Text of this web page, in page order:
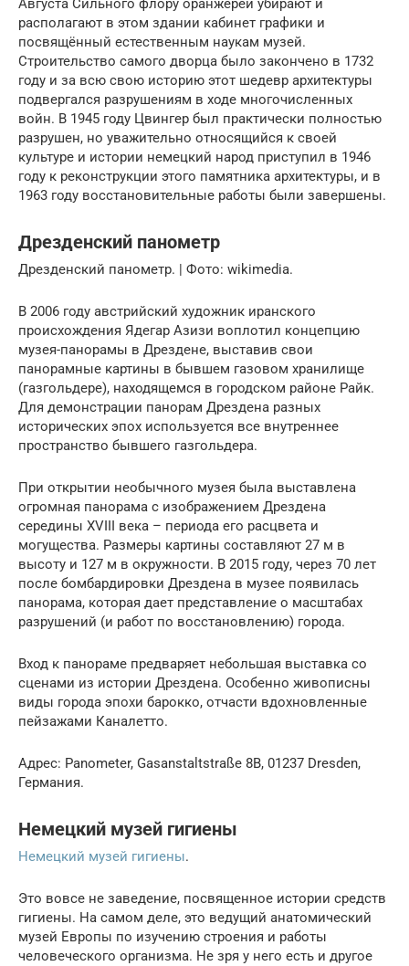
Августа Сильного флору оранжереи убирают и
располагают в этом здании кабинет графики и
посвящённый естественным наукам музей.
Строительство самого дворца было закончено в 1732
году и за всю свою историю этот шедевр архитектуры
подвергался разрушениям в ходе многочисленных
войн. В 1945 году Цвингер был практически полностью
разрушен, но уважительно относящийся к своей
культуре и истории немецкий народ приступил в 1946
году к реконструкции этого памятника архитектуры, и в
1963 году восстановительные работы были завершены.
Дрезденский панометр
Дрезденский панометр. | Фото: wikimedia.
В 2006 году австрийский художник иранского
происхождения Ядегар Азизи воплотил концепцию
музея-панорамы в Дрездене, выставив свои
панорамные картины в бывшем газовом хранилище
(газгольдере), находящемся в городском районе Райк.
Для демонстрации панорам Дрездена разных
исторических эпох используется все внутреннее
пространство бывшего газгольдера.
При открытии необычного музея была выставлена
огромная панорама с изображением Дрездена
середины XVIII века – периода его расцвета и
могущества. Размеры картины составляют 27 м в
высоту и 127 м в окружности. В 2015 году, через 70 лет
после бомбардировки Дрездена в музее появилась
панорама, которая дает представление о масштабах
разрушений (и работ по восстановлению) города.
Вход к панораме предваряет небольшая выставка со
сценами из истории Дрездена. Особенно живописны
виды города эпохи барокко, отчасти вдохновленные
пейзажами Каналетто.
Адрес: Panometer, Gasanstaltstraße 8B, 01237 Dresden,
Германия.
Немецкий музей гигиены
Немецкий музей гигиены.
Это вовсе не заведение, посвященное истории средств
гигиены. На самом деле, это ведущий анатомический
музей Европы по изучению строения и работы
человеческого организма. Не зря у него есть и другое